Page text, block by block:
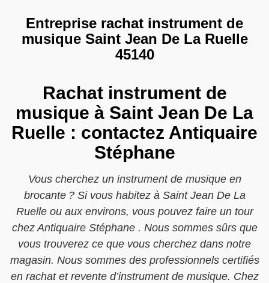
Entreprise rachat instrument de
musique Saint Jean De La Ruelle
45140
Rachat instrument de
musique à Saint Jean De La
Ruelle : contactez Antiquaire
Stéphane
Vous cherchez un instrument de musique en
brocante ? Si vous habitez à Saint Jean De La
Ruelle ou aux environs, vous pouvez faire un tour
chez Antiquaire Stéphane . Nous sommes sûrs que
vous trouverez ce que vous cherchez dans notre
magasin. Nous sommes des professionnels certifiés
en rachat et revente d’instrument de musique. Chez